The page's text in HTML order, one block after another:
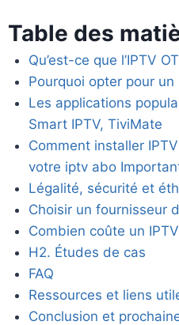
Table des
Qu’est-ce que l’IPTV
Pourquoi opter pour
Les applications
Smart IPTV, TiviMate
Comment installer
votre iptv abo
Légalité, sécurité et
Choisir un fournisseur
Combien coûte un
H2. Études de cas
FAQ
Ressources et liens
Conclusion et